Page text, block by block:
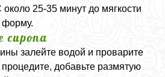
около 25-35 минут до мягкости
форму.
сиропа
залейте водой и проварите
добавьте размятую